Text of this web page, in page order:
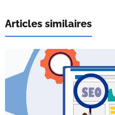
Articles similaires